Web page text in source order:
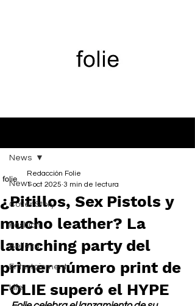
News
Cover Story
Fashion
Belleza
Entertainment
Life
News
¿Pitillos, Sex Pistols y
mucho leather? La
launching party del
primer número print de
FOLIE superó el HYPE
Redacción Folie
1 oct 2025 3 min de lectura